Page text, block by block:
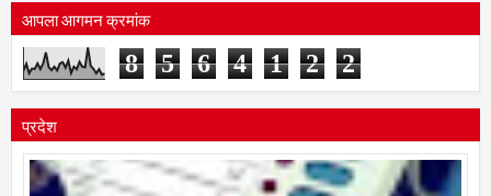
आपला आगमन क्रमांक
8 5 6 4 1 2 2
प्रदेश